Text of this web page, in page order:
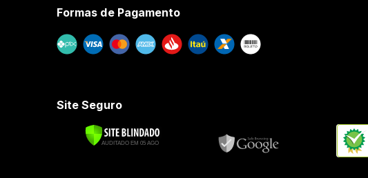
Formas de Pagamento
Site Seguro